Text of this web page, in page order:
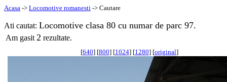
Acasa -> Locomotive romanesti -> Cautare
Ati cautat: Locomotive clasa 80 cu numar de parc 97.
Am gasit 2 rezultate.
[640] [800] [1024] [1280] [original]